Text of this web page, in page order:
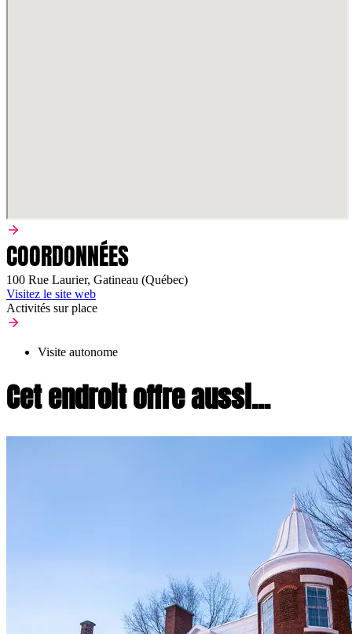
COORDONNÉES
100 Rue Laurier, Gatineau (Québec)
Visitez le site web
Activités sur place
Visite autonome
Cet endroit offre aussi...